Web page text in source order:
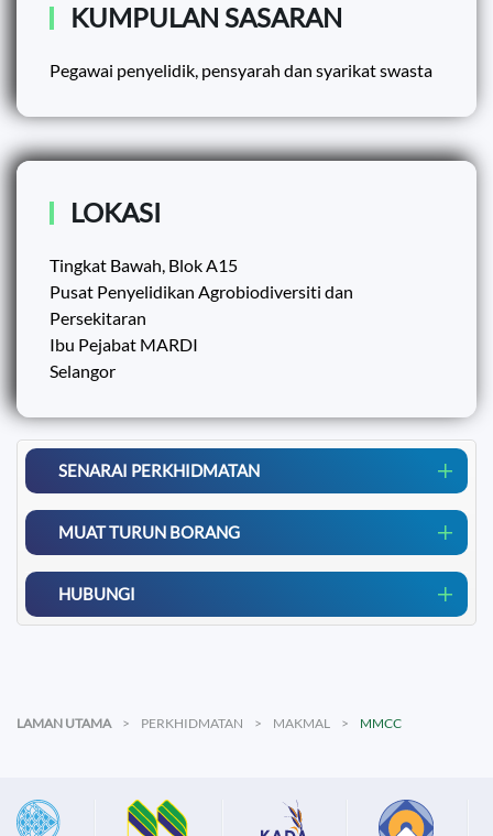
KUMPULAN SASARAN
Pegawai penyelidik, pensyarah dan syarikat swasta
LOKASI
Tingkat Bawah, Blok A15
Pusat Penyelidikan Agrobiodiversiti dan
Persekitaran
Ibu Pejabat MARDI
Selangor
SENARAI PERKHIDMATAN
MUAT TURUN BORANG
HUBUNGI
LAMAN UTAMA PERKHIDMATAN MAKMAL MMCC